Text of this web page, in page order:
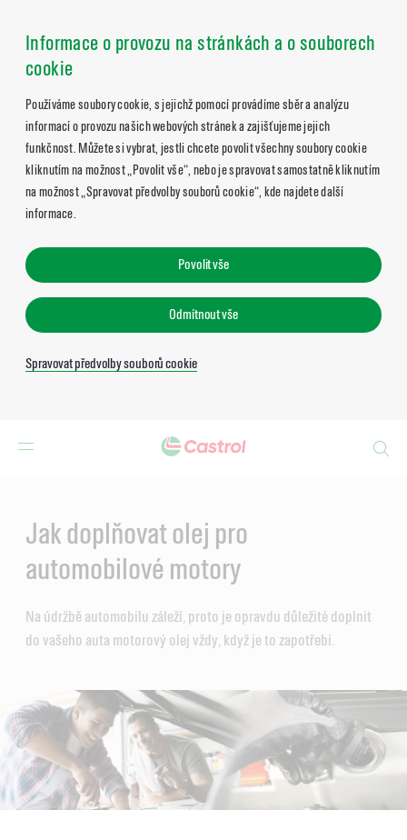
Informace o provozu na stránkách a o souborech
cookie
Používáme soubory cookie, s jejichž pomocí provádíme sběr a analýzu
informací o provozu našich webových stránek a zajišťujeme jejich
funkčnost. Můžete si vybrat, jestli chcete povolit všechny soubory cookie
kliknutím na možnost „Povolit vše“, nebo je spravovat samostatně kliknutím
na možnost „Spravovat předvolby souborů cookie“, kde najdete další
informace.
Povolit vše
Odmítnout vše
Spravovat předvolby souborů cookie
Jak doplňovat olej pro
automobilové motory
Na údržbě automobilu záleží, proto je opravdu důležité doplnit
do vašeho auta motorový olej vždy, když je to zapotřebí.